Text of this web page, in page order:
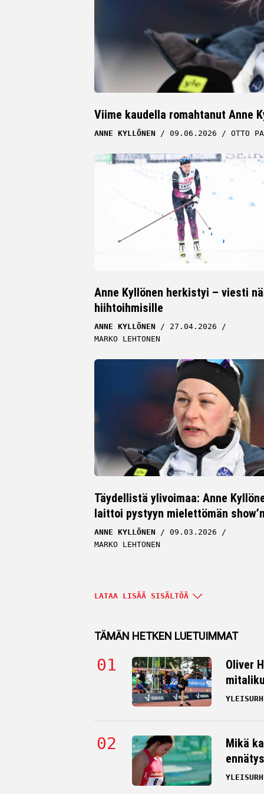
Viime kaudella romahtanut Anne
ANNE KYLLÖNEN 09.06.2026 OTTO
Anne Kyllönen herkistyi – viesti
hiihtoihmisille
ANNE KYLLÖNEN
27.04.2026
MARKO LEHTONEN
Täydellistä ylivoimaa: Anne
laittoi pystyyn mielettömän show’n
ANNE KYLLÖNEN
09.03.2026
MARKO LEHTONEN
lausui selvät sanat Ylen
ANNE KYLLÖNEN
01.02.2026
MARKO LEHTONEN
LATAA LISÄÄ SISÄLTÖÄ
TÄMÄN HETKEN LUETUIMMAT
Oliver
Mikä